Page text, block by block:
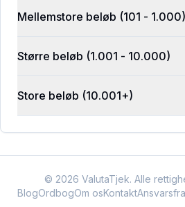
Mellemstore beløb (101 - 1.000)
Større beløb (1.001 - 10.000)
Store beløb (10.001+)
© 2026 ValutaTjek. Alle
BlogOrdbogOm osKontakt